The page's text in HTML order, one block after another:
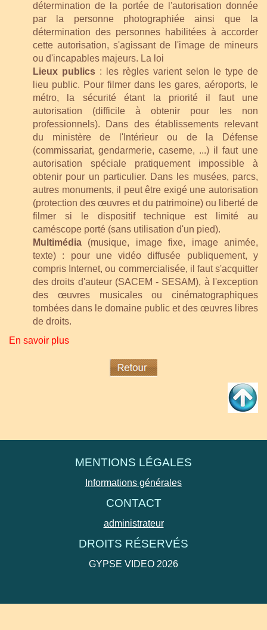
détermination de la portée de l'autorisation donnée
par la personne photographiée ainsi que la
détermination des personnes habilitées à accorder
cette autorisation, s'agissant de l'image de mineurs
ou d'incapables majeurs. La loi
Lieux publics : les règles varient selon le type de
lieu public. Pour filmer dans les gares, aéroports, le
métro, la sécurité étant la priorité il faut une
autorisation (difficile à obtenir pour les non
professionnels). Dans des établissements relevant
du ministère de l'Intérieur ou de la Défense
(commissariat, gendarmerie, caserne, ...) il faut une
autorisation spéciale pratiquement impossible à
obtenir pour un particulier. Dans les musées, parcs,
autres monuments, il peut être exigé une autorisation
(protection des œuvres et du patrimoine) ou liberté de
filmer si le dispositif technique est limité au
caméscope porté (sans utilisation d'un pied).
Multimédia (musique, image fixe, image animée,
texte) : pour une vidéo diffusée publiquement, y
compris Internet, ou commercialisée, il faut s'acquitter
des droits d'auteur (SACEM - SESAM), à l'exception
des œuvres musicales ou cinématographiques
tombées dans le domaine public et des œuvres libres
de droits.
En savoir plus
MENTIONS LÉGALES
Informations générales
CONTACT
administrateur
DROITS RÉSERVÉS
GYPSE VIDEO 2026